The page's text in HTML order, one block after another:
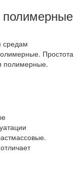
полимерные
средам
Простота
полимерные.